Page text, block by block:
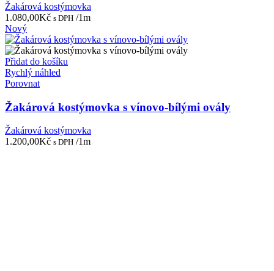
Žakárová kostýmovka
1.080,00Kč s DPH /1m
Nový
Přidat do košíku
Rychlý náhled
Porovnat
Žakárová kostýmovka s vínovo-bílými ovály
Žakárová kostýmovka
1.200,00Kč s DPH /1m